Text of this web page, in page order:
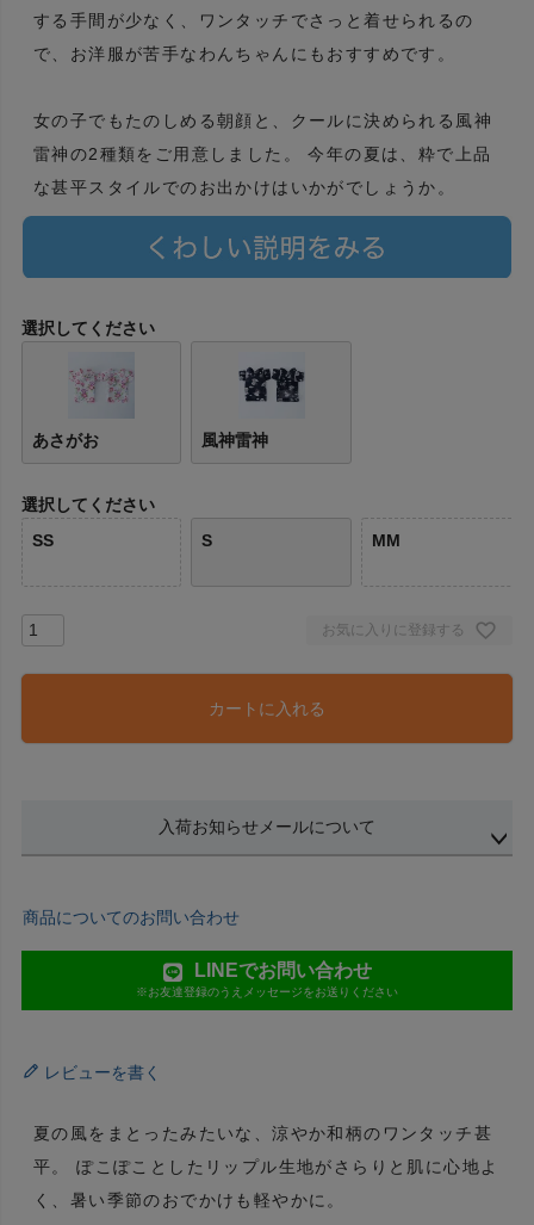
する手間が少なく、ワンタッチでさっと着せられるの
で、お洋服が苦手なわんちゃんにもおすすめです。
女の子でもたのしめる朝顔と、クールに決められる風神
雷神の2種類をご用意しました。 今年の夏は、粋で上品
な甚平スタイルでのお出かけはいかがでしょうか。
選択してください
あさがお 風神雷神
選択してください
SS
S MM
お気に入りに登録する
カートに入れる
入荷お知らせメールについて
商品についてのお問い合わせ
LINEでお問い合わせ
※お友達登録のうえメッセージをお送りください
レビューを書く
夏の風をまとったみたいな、涼やか和柄のワンタッチ甚
平。 ぽこぽことしたリップル生地がさらりと肌に心地よ
く、暑い季節のおでかけも軽やかに。